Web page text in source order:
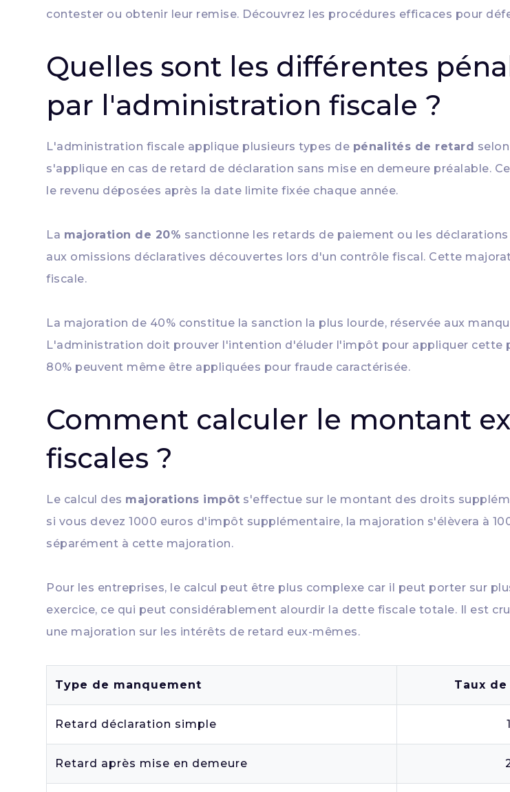
contester ou obtenir leur remise. Découvrez les procédures efficaces pour
Quelles sont les différentes
par l'administration fiscale ?
L'administration fiscale applique plusieurs types de pénalités de retard
s'applique en cas de retard de déclaration sans mise en demeure préalable.
le revenu déposées après la date limite fixée chaque année.
La majoration de 20% sanctionne les retards de paiement ou les
aux omissions déclaratives découvertes lors d'un contrôle fiscal. Cette
fiscale.
La majoration de 40% constitue la sanction la plus lourde, réservée aux
L'administration doit prouver l'intention d'éluder l'impôt pour appliquer cette
80% peuvent même être appliquées pour fraude caractérisée.
Comment calculer le montant
fiscales ?
Le calcul des majorations impôt s'effectue sur le montant des droits
si vous devez 1000 euros d'impôt supplémentaire, la majoration s'élèvera à
séparément à cette majoration.
Pour les entreprises, le calcul peut être plus complexe car il peut porter sur
exercice, ce qui peut considérablement alourdir la dette fiscale totale. Il est
une majoration sur les intérêts de retard eux-mêmes.
Type de manquement Taux
Retard déclaration simple
Retard après mise en demeure